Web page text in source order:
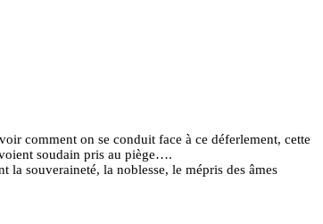
comment on se conduit face à ce déferlement, cette
voient soudain pris au piège….
la souveraineté, la noblesse, le mépris des âmes